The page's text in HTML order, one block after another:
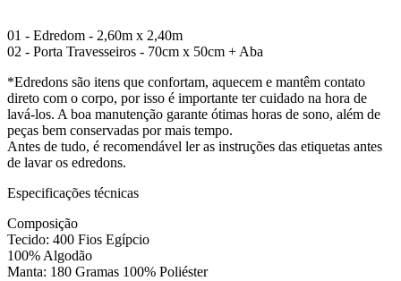
01 - Edredom - 2,60m x 2,40m
02 - Porta Travesseiros - 70cm x 50cm + Aba
*Edredons são itens que confortam, aquecem e mantêm contato
direto com o corpo, por isso é importante ter cuidado na hora de
lavá-los. A boa manutenção garante ótimas horas de sono, além de
peças bem conservadas por mais tempo.
Antes de tudo, é recomendável ler as instruções das etiquetas antes
de lavar os edredons.
Especificações técnicas
Composição
Tecido: 400 Fios Egípcio
100% Algodão
Manta: 180 Gramas 100% Poliéster